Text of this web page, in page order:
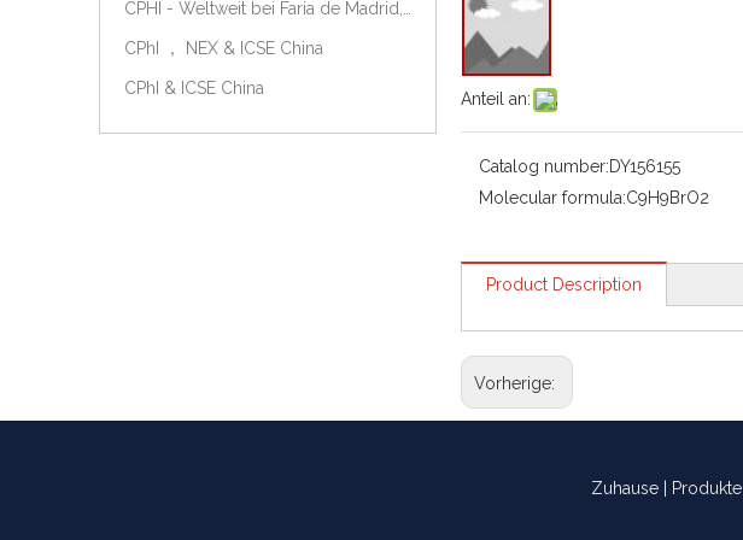
CPhI ， NEX & ICSE China
CPhI & ICSE China
Anteil an:
Catalog number:DY156155
Molecular formula:C9H9BrO2
Product Description
Vorherige:
Zuhause Produkte